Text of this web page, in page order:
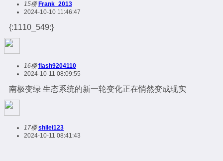
15楼 Frank_2013
2024-10-10 11:46:47
{:1110_549:}
16楼 flash9204110
2024-10-11 08:09:55
南极变绿 生态系统的新一轮变化正在悄然变成现实
17楼 shilei123
2024-10-11 08:41:43